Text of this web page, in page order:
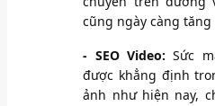
cũng ngày càng tăng
- SEO Video:Sức
được khẳng định
ảnh như hiện nay,